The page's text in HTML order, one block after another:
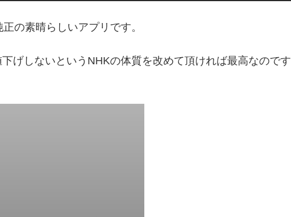
の素晴らしいアプリです。
げしないというNHKの体質を改めて頂ければ最高なのです